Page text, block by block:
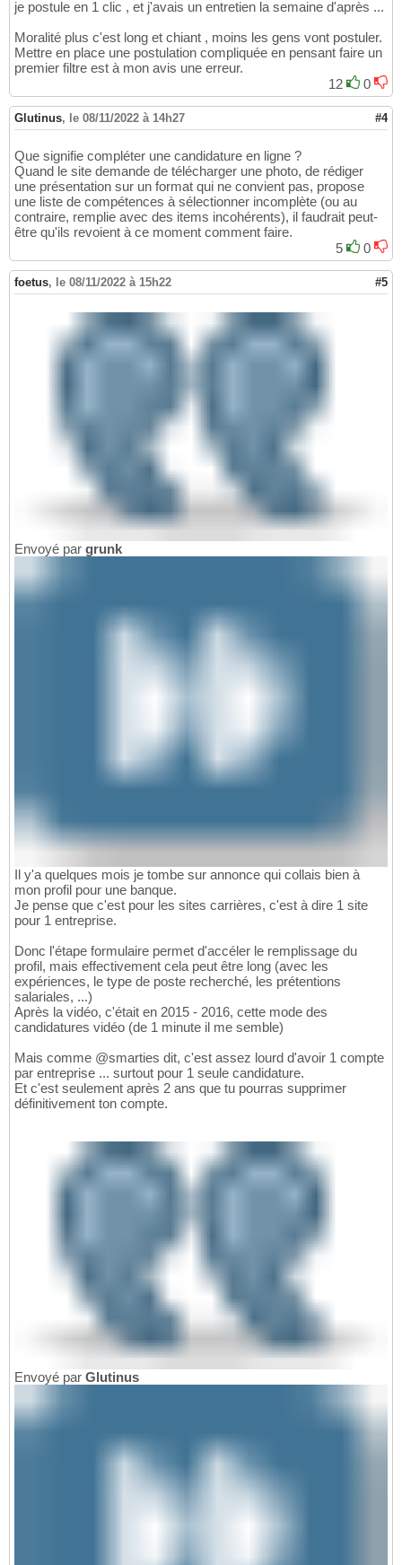
je postule en 1 clic , et j'avais un entretien la semaine d'après ...
Moralité plus c'est long et chiant , moins les gens vont postuler.
Mettre en place une postulation compliquée en pensant faire un
premier filtre est à mon avis une erreur.
12
0
Glutinus, le 08/11/2022 à 14h27 #4
Que signifie compléter une candidature en ligne ?
Quand le site demande de télécharger une photo, de rédiger
une présentation sur un format qui ne convient pas, propose
une liste de compétences à sélectionner incomplète (ou au
contraire, remplie avec des items incohérents), il faudrait peut-
être qu'ils revoient à ce moment comment faire.
5
0
foetus, le 08/11/2022 à 15h22 #5
Envoyé par grunk
Il y'a quelques mois je tombe sur annonce qui collais bien à
mon profil pour une banque.
Je pense que c'est pour les sites carrières, c'est à dire 1 site
pour 1 entreprise.
Donc l'étape formulaire permet d'accéler le remplissage du
profil, mais effectivement cela peut être long (avec les
expériences, le type de poste recherché, les prétentions
salariales, ...)
Après la vidéo, c'était en 2015 - 2016, cette mode des
candidatures vidéo (de 1 minute il me semble)
Mais comme @smarties dit, c'est assez lourd d'avoir 1 compte
par entreprise ... surtout pour 1 seule candidature.
Et c'est seulement après 2 ans que tu pourras supprimer
définitivement ton compte.
Envoyé par Glutinus